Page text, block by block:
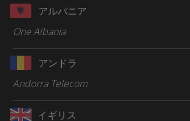
アルバニア
One Albania
アンドラ
Andorra Telecom
イギリス